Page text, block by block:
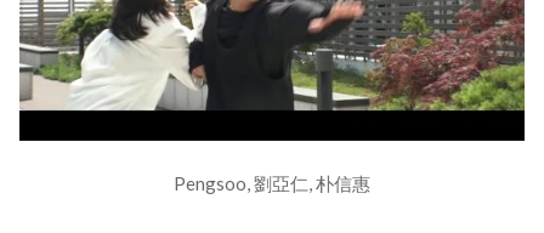
Pengsoo, 劉亞仁, 朴信惠